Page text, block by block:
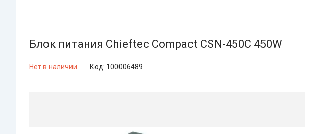
Блок питания Chieftec Compact CSN-450C 450W
Нет в наличии Код: 100006489